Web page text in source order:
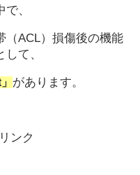
、
（ACL）損傷後の機能
て、
があります。
ンク